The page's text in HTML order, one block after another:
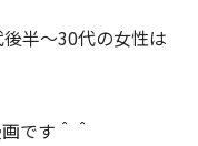
半〜30代の女性は
です＾＾